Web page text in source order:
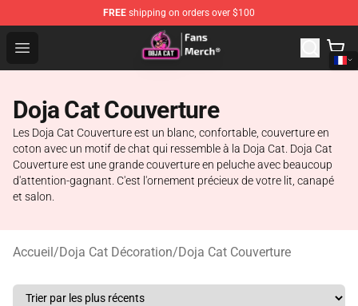
FREE shipping on orders over $100
Open menu
Doja Cat Store - Official Doja Cat Merchandise Shop
Doja Cat Couverture
Les Doja Cat Couverture est un blanc, confortable, couverture en
coton avec un motif de chat qui ressemble à la Doja Cat. Doja Cat
Couverture est une grande couverture en peluche avec beaucoup
d'attention-gagnant. C'est l'ornement précieux de votre lit, canapé
et salon.
Accueil/Doja Cat Décoration/Doja Cat Couverture